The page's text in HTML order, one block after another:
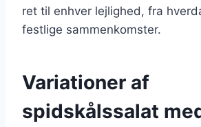
ret til enhver lejlighed, fra
festlige sammenkomster.
Variationer af
spidskålssalat